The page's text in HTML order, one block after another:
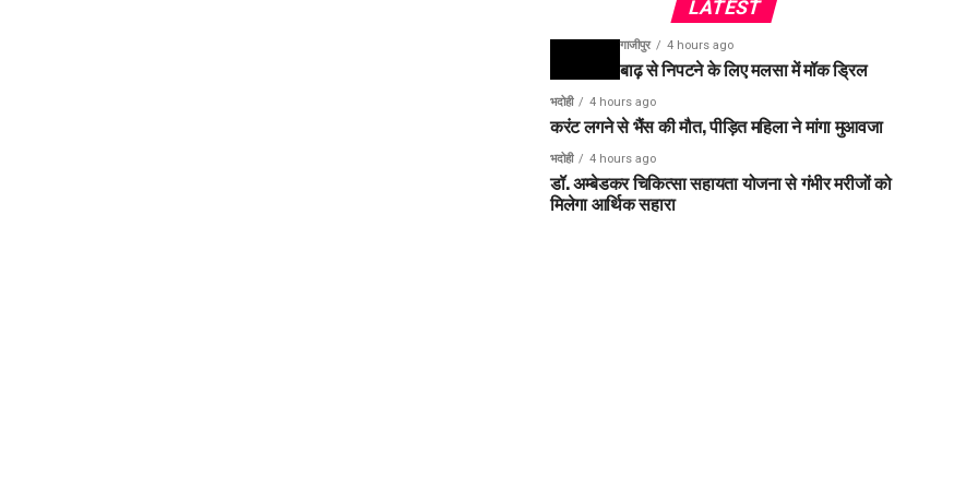
LATEST
गाजीपुर 4 hours ago
बाढ़ से निपटने के लिए मलसा में मॉक ड्रिल
भदोही 4 hours ago
करंट लगने से भैंस की मौत, पीड़ित महिला ने मांगा मुआवजा
भदोही 4 hours ago
डॉ. अम्बेडकर चिकित्सा सहायता योजना से गंभीर मरीजों को
मिलेगा आर्थिक सहारा